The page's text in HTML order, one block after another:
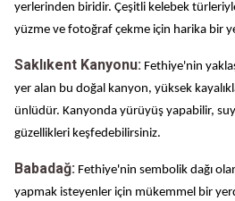
yerlerinden biridir. Çeşitli kelebek
yüzme ve fotoğraf çekme için harika bir
Saklıkent Kanyonu: Fethiye'nin
yer alan bu doğal kanyon, yüksek
ünlüdür. Kanyonda yürüyüş yapabilir,
güzellikleri keşfedebilirsiniz.
Babadağ: Fethiye'nin sembolik dağı
yapmak isteyenler için mükemmel bir